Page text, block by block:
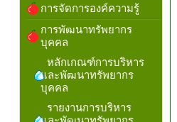
การจัดการองค์ความรู้
การพัฒนาทรัพยากร
บุคคล
หลักเกณฑ์การบริหาร
และพัฒนาทรัพยากร
บุคคล
รายงานการบริหาร